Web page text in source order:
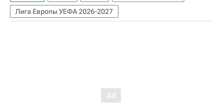
Лига Европы УЕФА 2026-2027